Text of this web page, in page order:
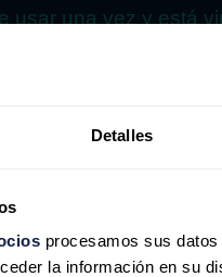
Detalles
procesamos sus
la información en su
usar una vez y está
al formulario
para este